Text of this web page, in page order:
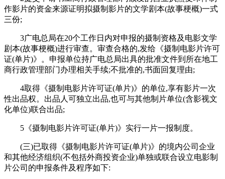
作影片的资金来源证明拟摄制影片的文学剧本(故事梗概)一式
三份;
3广电总局在20个工作日内对申报的摄制资格及电影文学
剧本(故事梗概)进行审查。审查合格的,发给《摄制电影片许可
证(单片)》。申报单位持广电总局出具的批准文件到所在地工
商行政管理部门办理相关手续;不批准的,书面回复理由;
4取得《摄制电影片许可证(单片)》的单位,享有影片一次
性出品权。出品人可独立出品,也可与其他制片单位(含影视文
化单位)联合出品;
5《摄制电影片许可证(单片)》实行一片一报制度。
(三)已取得《摄制电影片许可证(单片)》的境内公司企业
和其他经济组织(不包括外商投资企业)单独或联合设立电影制
片公司的申报条件及程序如下: